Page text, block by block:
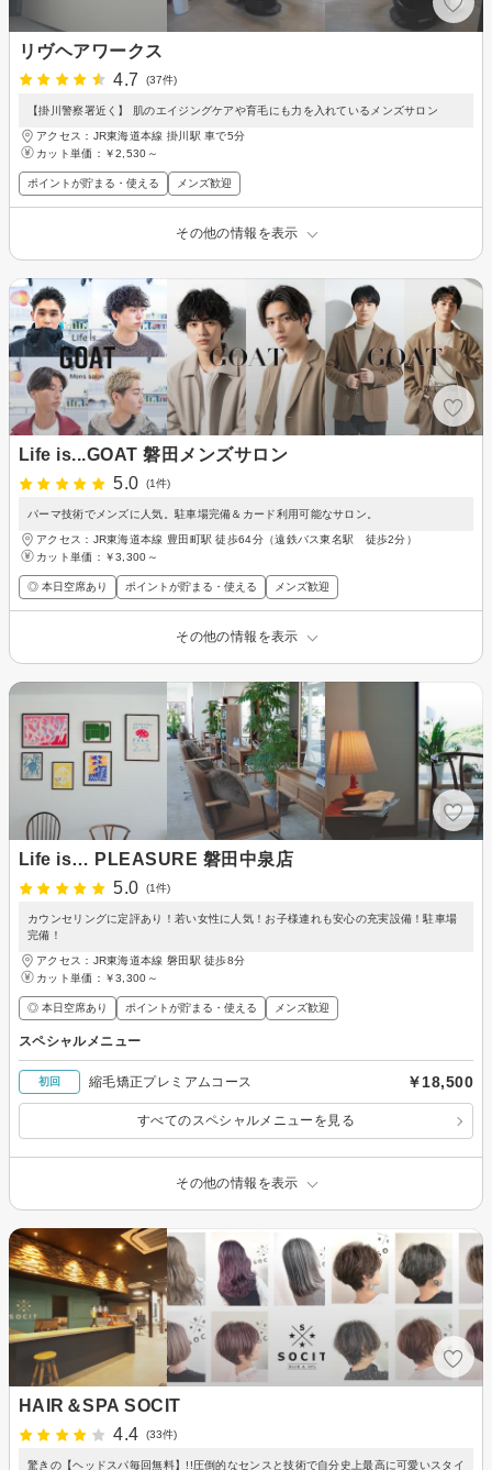
リヴヘアワークス
4.7
(37件)
【掛川警察署近く】 肌のエイジングケアや育毛にも力を入れているメンズサロン
アクセス：JR東海道本線 掛川駅 車で5分
カット単価： ￥2,530～
ポイントが貯まる・使える メンズ歓迎
その他の情報を表示
Life is...GOAT 磐田メンズサロン
5.0
(1件)
パーマ技術でメンズに人気。駐車場完備＆カード利用可能なサロン。
アクセス：JR東海道本線 豊田町駅 徒歩64分（遠鉄バス東名駅 徒歩2分）
カット単価： ￥3,300～
◎ 本日空席あり ポイントが貯まる・使える メンズ歓迎
その他の情報を表示
Life is… PLEASURE 磐田中泉店
5.0
(1件)
カウンセリングに定評あり！若い女性に人気！お子様連れも安心の充実設備！駐車場
完備！
アクセス：JR東海道本線 磐田駅 徒歩8分
カット単価： ￥3,300～
◎ 本日空席あり ポイントが貯まる・使える メンズ歓迎
スペシャルメニュー
初回 縮毛矯正プレミアムコース ￥18,500
すべてのスペシャルメニューを見る
その他の情報を表示
HAIR＆SPA SOCIT
4.4
(33件)
驚きの【ヘッドスパ毎回無料】!!圧倒的なセンスと技術で自分史上最高に可愛いスタイ